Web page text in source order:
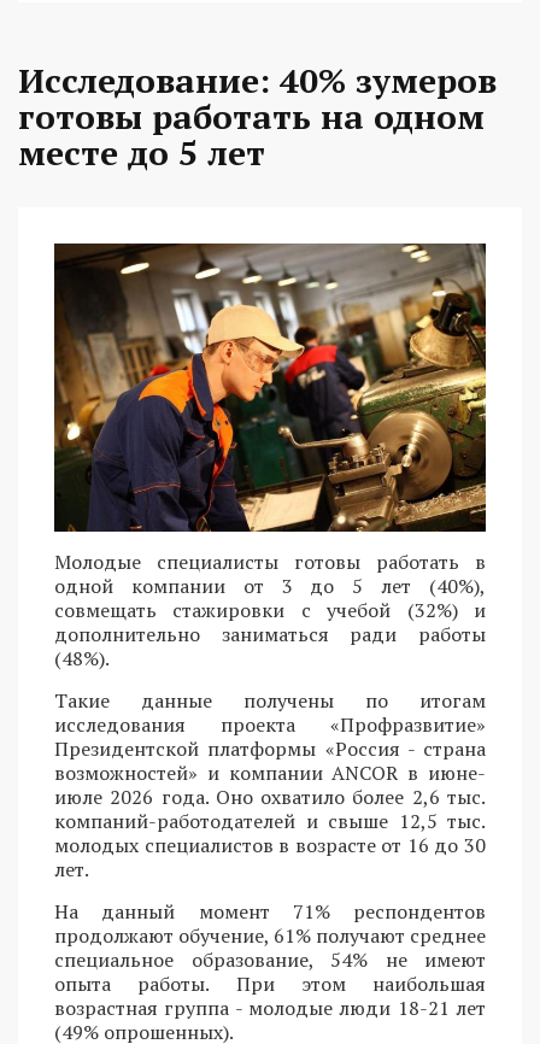
Исследование: 40% зумеров
готовы работать на одном
месте до 5 лет
Молодые специалисты готовы работать в
одной компании от 3 до 5 лет (40%),
совмещать стажировки с учебой (32%) и
дополнительно заниматься ради работы
(48%).
Такие данные получены по итогам
исследования проекта «Профразвитие»
Президентской платформы «Россия - страна
возможностей» и компании ANCOR в июне-
июле 2026 года. Оно охватило более 2,6 тыс.
компаний-работодателей и свыше 12,5 тыс.
молодых специалистов в возрасте от 16 до 30
лет.
На данный момент 71% респондентов
продолжают обучение, 61% получают среднее
специальное образование, 54% не имеют
опыта работы. При этом наибольшая
возрастная группа - молодые люди 18-21 лет
(49% опрошенных).